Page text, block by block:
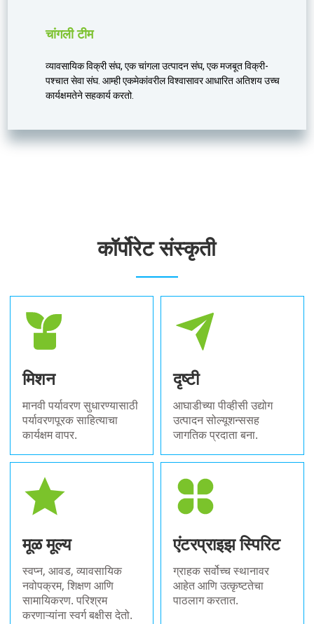
चांगली टीम
व्यावसायिक विक्री संघ, एक चांगला उत्पादन संघ, एक मजबूत विक्री-
पश्चात सेवा संघ. आम्ही एकमेकांवरील विश्वासावर आधारित अतिशय उच्च
कार्यक्षमतेने सहकार्य करतो.
कॉर्पोरेट संस्कृती
मिशन
मानवी पर्यावरण सुधारण्यासाठी
पर्यावरणपूरक साहित्याचा
कार्यक्षम वापर.
दृष्टी
आघाडीच्या पीव्हीसी उद्योग
उत्पादन सोल्यूशन्ससह
जागतिक प्रदाता बना.
मूळ मूल्य
स्वप्न, आवड, व्यावसायिक
नवोपक्रम, शिक्षण आणि
सामायिकरण. परिश्रम
करणाऱ्यांना स्वर्ग बक्षीस देतो.
एंटरप्राइझ स्पिरिट
ग्राहक सर्वोच्च स्थानावर
आहेत आणि उत्कृष्टतेचा
पाठलाग करतात.